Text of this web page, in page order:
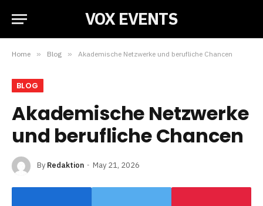
VOX EVENTS
Home » Blog » Akademische Netzwerke und berufliche Chancen
BLOG
Akademische Netzwerke
und berufliche Chancen
By Redaktion May 21, 2026